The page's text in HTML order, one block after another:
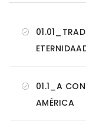
01.1_A
AMÉRICA